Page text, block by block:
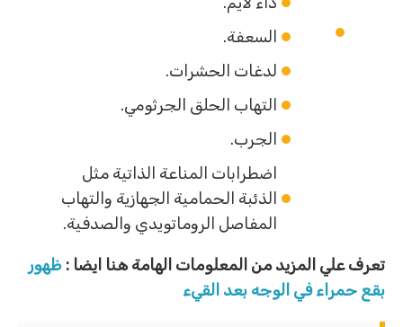
السعفة.
لدغات الحشرات.
التهاب الحلق الجرثومي.
الجرب.
اضطرابات المناعة الذاتية مثل
الذئبة الحمامية الجهازية والتهاب
المفاصل الروماتويدي والصدفية.
تعرف علي المزيد من المعلومات الهامة هنا ايضا : ظهور
بقع حمراء في الوجه بعد القيء